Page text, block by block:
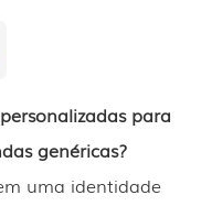
para
genéricas?
uma identidade